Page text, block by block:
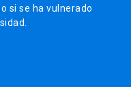
si se ha vulnerado